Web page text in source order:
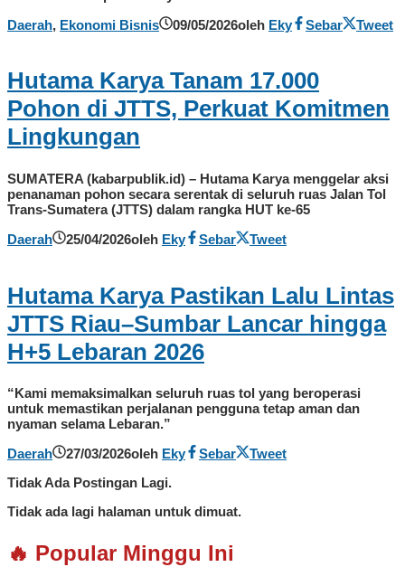
Daerah, Ekonomi Bisnis 09/05/2026oleh Eky Sebar Tweet
Hutama Karya Tanam 17.000
Pohon di JTTS, Perkuat Komitmen
Lingkungan
SUMATERA (kabarpublik.id) – Hutama Karya menggelar aksi
penanaman pohon secara serentak di seluruh ruas Jalan Tol
Trans-Sumatera (JTTS) dalam rangka HUT ke-65
Daerah
25/04/2026oleh Eky Sebar Tweet
Hutama Karya Pastikan Lalu Lintas
JTTS Riau–Sumbar Lancar hingga
H+5 Lebaran 2026
“Kami memaksimalkan seluruh ruas tol yang beroperasi
untuk memastikan perjalanan pengguna tetap aman dan
nyaman selama Lebaran.”
Daerah
27/03/2026oleh Eky Sebar
Tweet
Tidak Ada Postingan Lagi.
Tidak ada lagi halaman untuk dimuat.
🔥 Popular Minggu Ini